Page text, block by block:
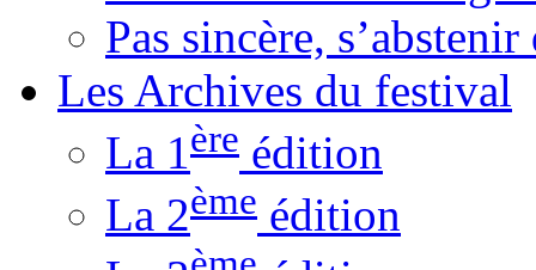
Pas sincère,
Les Archives du festival
La 1 ère édition
La 2ème édition